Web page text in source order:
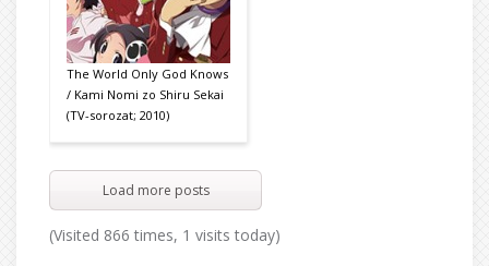
The World Only God Knows
/ Kami Nomi zo Shiru Sekai
(TV-sorozat; 2010)
Load more posts
(Visited 866 times, 1 visits today)